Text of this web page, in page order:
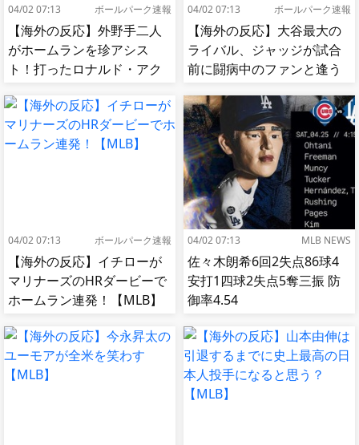
04/02 07:13 ボールパーク速報
【海外の反応】外野手二人
がホームランを珍アシス
ト！打ったロナルド・アク
04/02 07:13 ボールパーク速報
【海外の反応】大谷最大の
ライバル、ジャッジが試合
前に闘病中のファンと逢う
04/02 07:13 ボールパーク速報
【海外の反応】イチローが
マリナーズのHRダービーで
ホームラン連発！【MLB】
04/02 07:13 MLB NEWS
佐々木朗希6回2失点86球4
安打1四球2失点5奪三振 防
御率4.54